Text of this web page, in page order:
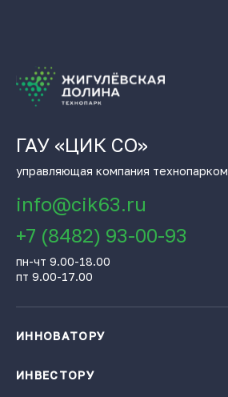
ГАУ «ЦИК СО»
управляющая компания технопарком
info@cik63.ru
+7 (8482) 93-00-93
пн-чт 9.00-18.00
пт 9.00-17.00
ИННОВАТОРУ
База инновационных проектов
ИНВЕСТОРУ